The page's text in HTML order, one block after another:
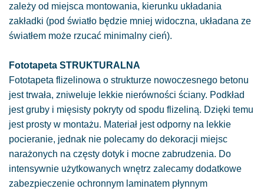
zależy od miejsca montowania, kierunku układania
zakładki (pod światło będzie mniej widoczna, układana ze
światłem może rzucać minimalny cień).
Fototapeta STRUKTURALNA
Fototapeta flizelinowa o strukturze nowoczesnego betonu
jest trwała, zniweluje lekkie nierówności ściany. Podkład
jest gruby i mięsisty pokryty od spodu flizeliną. Dzięki temu
jest prosty w montażu. Materiał jest odporny na lekkie
pocieranie, jednak nie polecamy do dekoracji miejsc
narażonych na częsty dotyk i mocne zabrudzenia. Do
intensywnie użytkowanych wnętrz zalecamy dodatkowe
zabezpieczenie ochronnym laminatem płynnym